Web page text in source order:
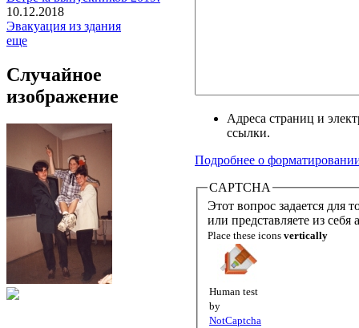
10.12.2018
Эвакуация из здания
еще
Случайное
изображение
Адреса страниц и
ссылки.
Подробнее о
CAPTCHA
Этот вопрос задается для
или представляете из
Place these icons vertically
Human test
by
NotCaptcha